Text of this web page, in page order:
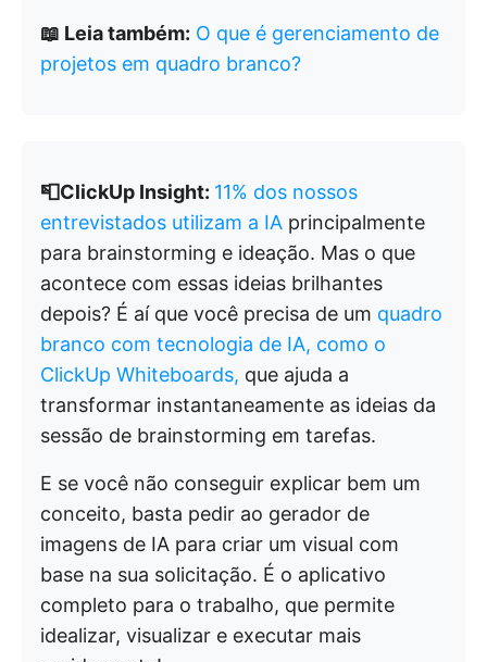
📖 Leia também: O que é gerenciamento de
projetos em quadro branco?
📮ClickUp Insight: 11% dos nossos
entrevistados utilizam a IA principalmente
para brainstorming e ideação. Mas o que
acontece com essas ideias brilhantes
depois? É aí que você precisa de um quadro
branco com tecnologia de IA, como o
ClickUp Whiteboards, que ajuda a
transformar instantaneamente as ideias da
sessão de brainstorming em tarefas.
E se você não conseguir explicar bem um
conceito, basta pedir ao gerador de
imagens de IA para criar um visual com
base na sua solicitação. É o aplicativo
completo para o trabalho, que permite
idealizar, visualizar e executar mais